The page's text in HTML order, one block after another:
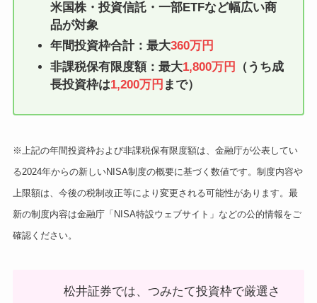
米国株・投資信託・一部ETFなど幅広い商
品が対象
年間投資枠合計：最大360万円
非課税保有限度額：最大1,800万円
（うち成
長投資枠は1,200万円 まで）
※上記の年間投資枠および非課税保有限度額は、金融庁が公表してい
る2024年からの新しいNISA制度の概要に基づく数値です。制度内容や
上限額は、今後の税制改正等により変更される可能性があります。最
新の制度内容は金融庁「NISA特設ウェブサイト」などの公的情報をご
確認ください。
松井証券では、つみたて投資枠で厳選さ